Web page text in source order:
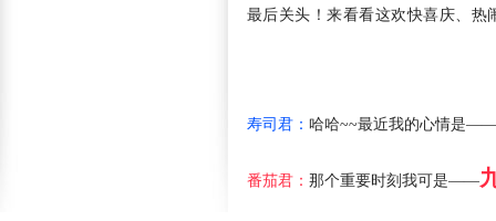
最后关头！来看看这欢快喜庆、热
寿司君： 哈哈~~最近我的心情是——
番茄君： 那个重要时刻我可是——